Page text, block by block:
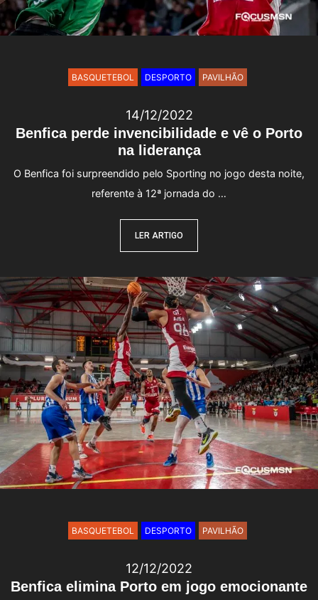
Benfica perde invencibilidade e vê o Porto
na liderança
14/12/2022
O Benfica foi surpreendido pelo Sporting no jogo desta noite,
referente à 12ª jornada do …
LER ARTIGO
BASQUETEBOL DESPORTO PAVILHÃO
Benfica elimina Porto em jogo emocionante
12/12/2022
BASQUETEBOL DESPORTO PAVILHÃO